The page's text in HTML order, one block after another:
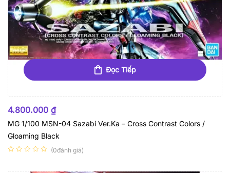
Đọc Tiếp
4.800.000 ₫
MG 1/100 MSN-04 Sazabi Ver.Ka – Cross Contrast Colors /
Gloaming Black
(0đánh giá)